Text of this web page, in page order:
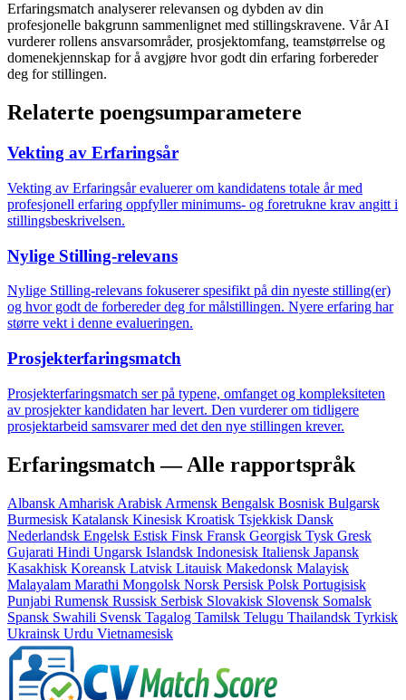
Erfaringsmatch analyserer relevansen og dybden av din
profesjonelle bakgrunn sammenlignet med stillingskravene. Vår AI
vurderer rollens ansvarsområder, prosjektomfang, teamstørrelse og
domenekjennskap for å avgjøre hvor godt din erfaring forbereder
deg for stillingen.
Relaterte poengsumparametere
Vekting av Erfaringsår
Vekting av Erfaringsår evaluerer om kandidatens totale år med
profesjonell erfaring oppfyller minimums- og foretrukne krav angitt i
stillingsbeskrivelsen.
Nylige Stilling-relevans
Nylige Stilling-relevans fokuserer spesifikt på din nyeste stilling(er)
og hvor godt de forbereder deg for målstillingen. Nyere erfaring har
større vekt i denne evalueringen.
Prosjekterfaringsmatch
Prosjekterfaringsmatch ser på typene, omfanget og kompleksiteten
av prosjekter kandidaten har levert. Den vurderer om tidligere
prosjektarbeid samsvarer med det den nye stillingen krever.
Erfaringsmatch — Alle rapportspråk
Albansk Amharisk Arabisk Armensk Bengalsk Bosnisk Bulgarsk
Burmesisk Katalansk Kinesisk Kroatisk Tsjekkisk Dansk
Nederlandsk Engelsk Estisk Finsk Fransk Georgisk Tysk Gresk
Gujarati Hindi Ungarsk Islandsk Indonesisk Italiensk Japansk
Kasakhisk Koreansk Latvisk Litauisk Makedonsk Malayisk
Malayalam Marathi Mongolsk Norsk Persisk Polsk Portugisisk
Punjabi Rumensk Russisk Serbisk Slovakisk Slovensk Somalsk
Spansk Swahili Svensk Tagalog Tamilsk Telugu Thailandsk Tyrkisk
Ukrainsk Urdu Vietnamesisk